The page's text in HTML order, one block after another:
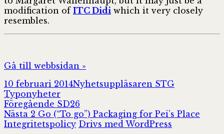
modification of ITC Didi which it very closely
resembles.
Gå till webbsidan »
Postat
10 februari 2014Författare
Nyhetsuppläsaren STGKategorier
Typonyheter
Inläggsnavigering
Föregående Föregående
inlägg:
SD26
Nästa Nästa
inlägg:
2 Go (“To go”) Packaging for Pei’s Place
Integritetspolicy Drivs med WordPress